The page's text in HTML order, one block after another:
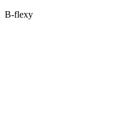
B-flexy